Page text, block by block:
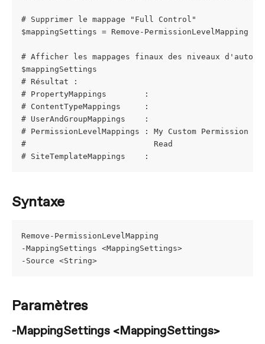
# Supprimer le mappage "Full Control"
$mappingSettings = Remove-
# Afficher les mappages finaux des niveaux
$mappingSettings
# Résultat :
# PropertyMappings        :
# ContentTypeMappings     :
# UserAndGroupMappings    :
# PermissionLevelMappings : My Custom Permission
#                           Read                 -> <NO
# SiteTemplateMappings    :
Syntaxe
Remove-PermissionLevelMapping
-MappingSettings <MappingSettings>
-Source <String>
Paramètres
-MappingSettings <MappingSettings>